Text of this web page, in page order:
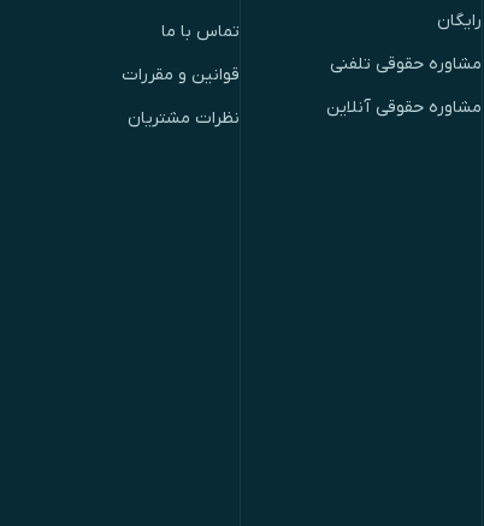
رایگان
مشاوره حقوقی تلفنی
مشاوره حقوقی آنلاین
تماس با ما
قوانین و مقررات
نظرات مشتریان